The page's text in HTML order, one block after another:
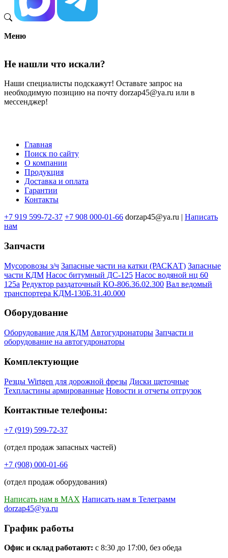
Меню
Не нашли что искали?
Наши специалисты подскажут! Оставьте запрос на
необходимую позицию на почту dorzap45@ya.ru или в
мессенджер!
Меню
подвале
Главная
Поиск по сайту
О компании
Продукция
Доставка и оплата
Гарантии
Контакты
+7 919 599-72-37 +7 908 000-01-66 dorzap45@ya.ru | Написать
нам
Запчасти
Мусоровозы з/ч Запасные части на катки (РАСКАТ) Запасные
части КДМ Насос битумный ДС-125 Насос водяной нц 60
125а Редуктор раздаточный КО-806.36.02.300 Вал ведомый
транспортера КДМ-130Б.31.40.000
Оборудование
Оборудование для КДМ Автогудронаторы Запчасти и
оборудование на автогудронаторы
Комплектующие
Резцы Wirtgen для дорожной фрезы Диски щеточные
Техпластины армированные Новости и отчеты отгрузок
Контактные телефоны:
+7 (919) 599-72-37
(отдел продаж запасных частей)
+7 (908) 000-01-66
(отдел продаж оборудования)
Написать нам в MAX Написать нам в Телеграмм
dorzap45@ya.ru
График работы
Офис и склад работают: с 8:30 до 17:00, без обеда